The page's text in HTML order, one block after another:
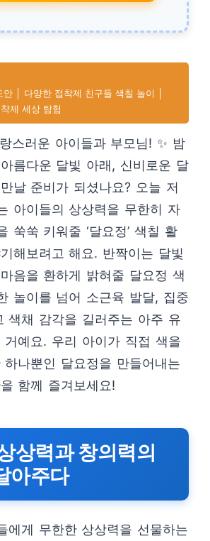
│ 다양한 접착제 친구들 색칠 놀이 │
제 세상 탐험
스러운 아이들과 부모님! ✨ 밤
름다운 달빛 아래, 신비로운 달
날 준비가 되셨나요? 오늘 저
아이들의 상상력을 무한히 자
쑥쑥 키워줄 ‘달요정’ 색칠 활
해보려고 해요. 반짝이는 달빛
음을 환하게 밝혀줄 달요정 색
놀이를 넘어 소근육 발달, 집중
색채 감각을 길러주는 아주 유
거예요. 우리 아이가 직접 색을
나뿐인 달요정을 만들어내는
함께 즐겨보세요!
상력과 창의력의
아주다
에게 무한한 상상력을 선물하는